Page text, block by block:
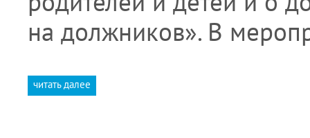
на должников». В
читать далее